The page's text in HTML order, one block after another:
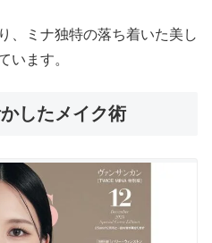
、ミナ独特の落ち着いた美し
います。
したメイク術